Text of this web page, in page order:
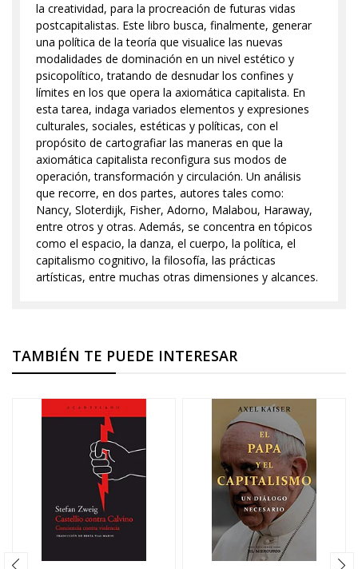
la creatividad, para la procreación de futuras vidas
postcapitalistas. Este libro busca, finalmente, generar
una política de la teoría que visualice las nuevas
modalidades de dominación en un nivel estético y
psicopolítico, tratando de desnudar los confines y
límites en los que opera la axiomática capitalista. En
esta tarea, indaga variados elementos y expresiones
culturales, sociales, estéticas y políticas, con el
propósito de cartografiar las maneras en que la
axiomática capitalista reconfigura sus modos de
operación, transformación y circulación. Un análisis
que recorre, en dos partes, autores tales como:
Nancy, Sloterdijk, Fisher, Adorno, Malabou, Haraway,
entre otros y otras. Además, se concentra en tópicos
como el espacio, la danza, el cuerpo, la política, el
capitalismo cognitivo, la filosofía, las prácticas
artísticas, entre muchas otras dimensiones y alcances.
TAMBIÉN TE PUEDE INTERESAR